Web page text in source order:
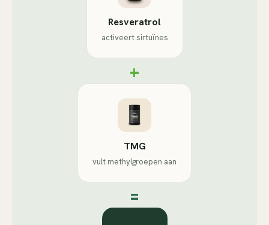
Resveratrol
activeert sirtuïnes
+
TMG
vult methylgroepen aan
=